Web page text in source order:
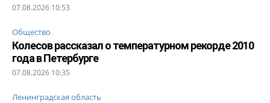
07.08.2026 10:53
Общество
Колесов рассказал о температурном рекорде 2010
года в Петербурге
07.08.2026 10:35
Ленинградская область